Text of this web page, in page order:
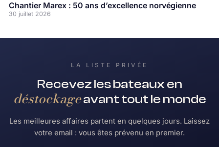
Chantier Marex : 50 ans d’excellence norvégienne
30 juillet 2026
LA LISTE PRIVÉE
Recevez les bateaux en
déstockageavant tout le monde
Les meilleures affaires partent en quelques jours. Laissez
votre email : vous êtes prévenu en premier.